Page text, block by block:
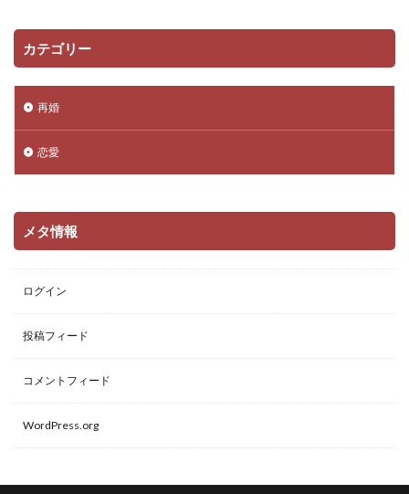
カテゴリー
再婚
恋愛
メタ情報
ログイン
投稿フィード
コメントフィード
WordPress.org